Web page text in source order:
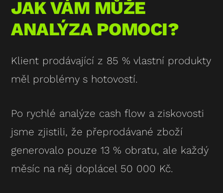
JAK VÁM MŮŽE
ANALÝZA POMOCI?
Klient prodávající z 85 % vlastní produkty
měl problémy s hotovostí.
Po rychlé analýze cash flow a ziskovosti
jsme zjistili, že přeprodávané zboží
generovalo pouze 13 % obratu, ale každý
měsíc na něj doplácel 50 000 Kč.